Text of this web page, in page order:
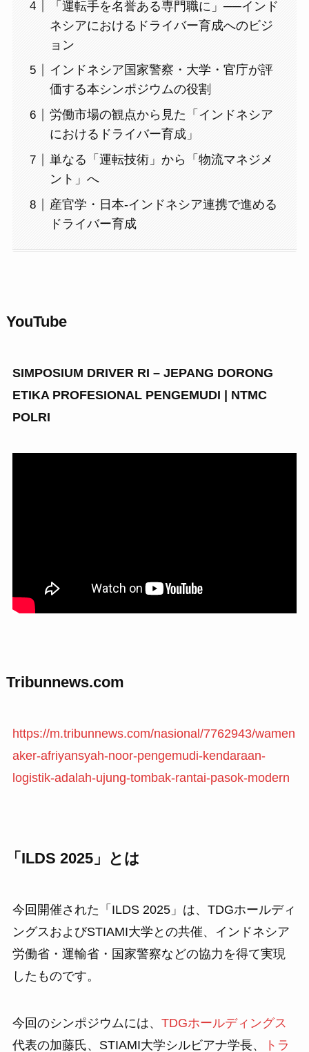
「運転手を名誉ある専門職に」──インド
ネシアにおけるドライバー育成へのビジ
ョン
インドネシア国家警察・大学・官庁が評
価する本シンポジウムの役割
労働市場の観点から見た「インドネシア
におけるドライバー育成」
単なる「運転技術」から「物流マネジメ
ント」へ
産官学・日本-インドネシア連携で進める
ドライバー育成
YouTube
SIMPOSIUM DRIVER RI – JEPANG DORONG
ETIKA PROFESIONAL PENGEMUDI | NTMC
POLRI
Tribunnews.com
https://m.tribunnews.com/nasional/7762943/wamen
aker-afriyansyah-noor-pengemudi-kendaraan-
logistik-adalah-ujung-tombak-rantai-pasok-modern
「ILDS 2025」とは
今回開催された「ILDS 2025」は、TDGホールディ
ングスおよびSTIAMI大学との共催、インドネシア
労働省・運輸省・国家警察などの協力を得て実現
したものです。
今回のシンポジウムには、 TDGホールディングス
代表の加藤氏、STIAMI大学シルビアナ学長、
トラ